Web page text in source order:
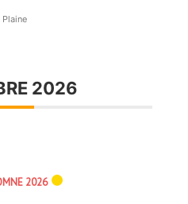
Plaine
2026
2026